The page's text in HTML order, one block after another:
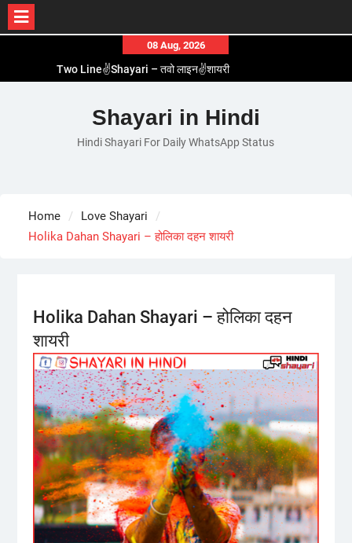
content
08 Aug, 2026
Two Line✌️Shayari – तवो लाइन✌️शायरी
Romantic Love😽Status – रोमांटिक लव😽स्टेटस
Love🥳Poetry In Hindi – लव🥳पोएट्री इन हिंदी
1 Line☝️Shayari In Hindi – १ लाइन☝️शायरी इन हिंदी
Shayari in Hindi
Hindi Shayari For Daily WhatsApp Status
Home
Love Shayari
Holika Dahan Shayari – होलिका दहन शायरी
Holika Dahan Shayari – होलिका दहन
शायरी